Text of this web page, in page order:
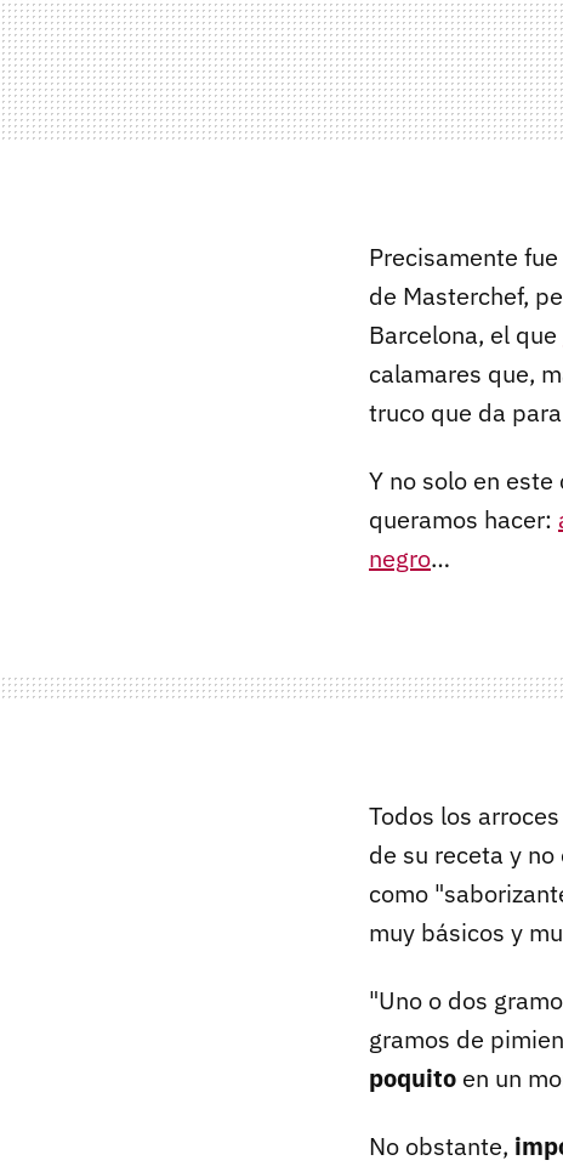
Precisamente
de Masterchef,
Barcelona, el que
calamares que,
truco que da
Y no solo en
queramos hacer:
negro…
Todos los
de su receta y
como
muy básicos y
"Uno o dos
gramos de
poquito en un
No obstante,